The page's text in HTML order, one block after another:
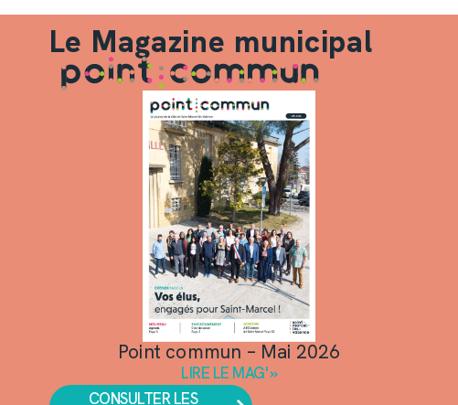
Le Magazine municipal
Point commun – Mai 2026
LIRE LE MAG' »
CONSULTER LES